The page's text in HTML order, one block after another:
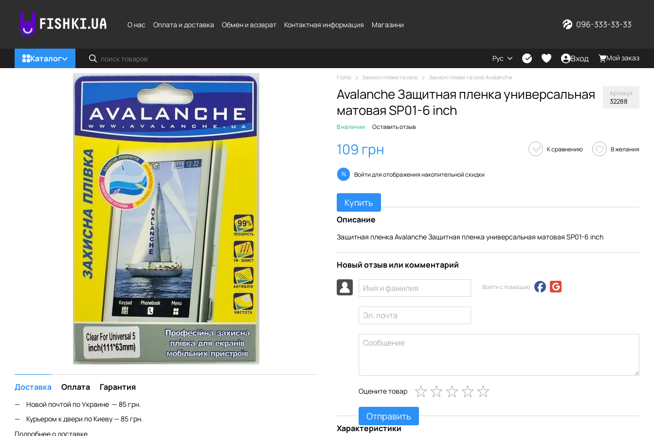
О нас
Оплата и доставка Обмен и возврат Контактная информация Магазини 096-333-33-33
Каталог Рус Вход Мой заказ
Доставка Оплата Гарантия
Новой почтой по Украине — 85 грн.
Курьером к двери по Киеву — 85 грн.
Подробнее о доставке
Fishki Захисні плівки та скло Захисні плівки та скло Avalanche
Avalanche Защитная пленка универсальная
матовая SP01-6 inch
Артикул
32288
В наличии Оставить отзыв
109 грн К сравнению В желания
% Войтидля отображения накопительной скидки
Купить
Описание
Защитная пленка Avalanche Защитная пленка универсальная матовая SP01-6 inch
Новый отзыв или комментарий
Войти с помощью
Оцените товар
Отправить
Характеристики